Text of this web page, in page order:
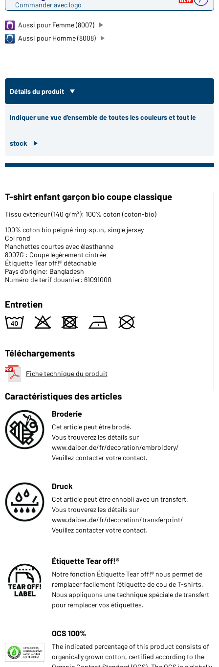
Commander avec logo
Aussi pour Femme (8007)
Aussi pour Homme (8008)
Détails du produit
Indiquer une vue d'ensemble de toutes les couleurs et tout le
stock
T-shirt enfant garçon bio coupe classique
Tissu extérieur (140 g/m²): 100% coton (coton-bio)
100% coton bio peigné ring-spun, single jersey
Col rond
Manchettes courtes avec élasthanne
8007G : Coupe légèrement cintrée
Étiquette Tear off!® détachable
Pays d'origine: Bangladesh
Numéro de tarif douanier: 61091000
Entretien
8 o d n U
Téléchargements
Fiche technique du produit
Caractéristiques des articles
Broderie
Cet article peut être brodé.
Vous trouverez les détails sur
www.daiber.de/fr/decoration/embroidery/
Veuillez contacter votre contact.
Druck
Cet article peut être ennobli avec un transfert.
Vous trouverez les détails sur
www.daiber.de/fr/decoration/transferprint/
Veuillez contacter votre contact.
Étiquette Tear off!®
Notre fonction Étiquette Tear off!® nous permet de
remplacer facilement l’étiquette de cou de T-shirts.
Nous appliquons une technique spéciale de transfert
pour remplacer vos étiquettes.
OCS 100%
The indicated percentage of this product consists of
organically grown cotton, certified according to the